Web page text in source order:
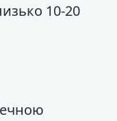
10-20